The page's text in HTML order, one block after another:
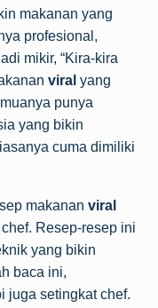
makanan yang
profesional,
mikir, “Kira-kira
viral yang
punya
yang bikin
cuma dimiliki
makanan viral
Resep-resep ini
yang bikin
baca ini,
juga setingkat chef.